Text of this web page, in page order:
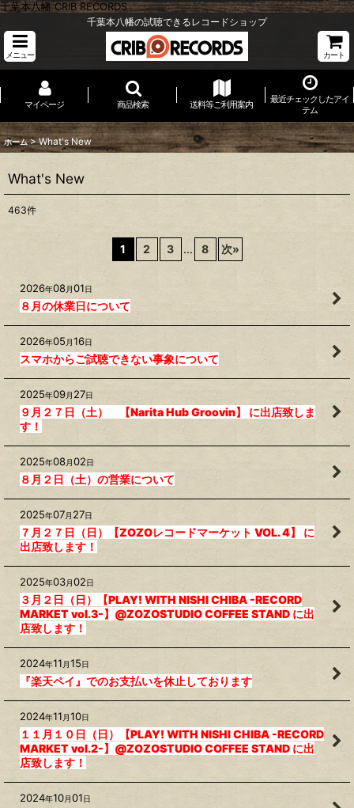
千葉本八幡 CRIB RECORDS
千葉本八幡の試聴できるレコードショップ
メニュー カート
マイページ 商品検索 送料等ご利用案内
最近チェックしたアイ
テム
ホーム > What's New
What's New
463件
1 2 3 ... 8 次»
2026年08月01日
８月の休業日について
2026年05 月16日
スマホからご試聴できない事象について
2025年09月 27日
９月２７日（土） 【Narita Hub Groovin】 に出店致しま
す！
2025年08月02日
８月２日（土）の営業について
2025年07月 27日
７月２７日（日）【ZOZOレコードマーケット VOL. 4】 に
出店致します！
2025年03月02日
３月２日（日）【PLAY! WITH NISHI CHIBA -RECORD
MARKET vol.3-】@ZOZOSTUDIO COFFEE STAND に出
店致します！
2024年11 月15日
『楽天ペイ』でのお支払いを休止しております
2024年11 月10日
１１月１０日（日）【PLAY! WITH NISHI CHIBA -RECORD
MARKET vol.2-】@ZOZOSTUDIO COFFEE STAND に出
店致します！
2024年10月01日